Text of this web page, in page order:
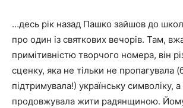
…десь рік назад Пашко зайшов до
про один із святкових вечорів. Там,
примітивністю творчого номера, він
сценку, яка не тільки не пропагувала
підтримувала!) українську символіку,
продовжувала жити радянщиною.